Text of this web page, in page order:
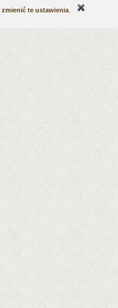
zmienić te ustawienia